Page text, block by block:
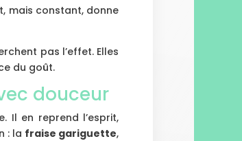
mais constant, donne
pas l’effet. Elles
du goût.
douceur
Il en reprend l’esprit,
: la fraise gariguette,